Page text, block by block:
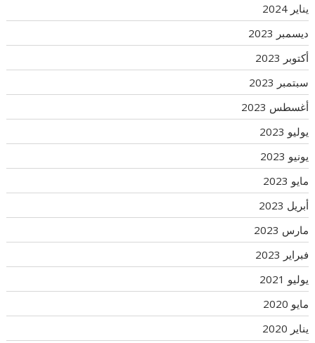
يناير 2024
ديسمبر 2023
أكتوبر 2023
سبتمبر 2023
أغسطس 2023
يوليو 2023
يونيو 2023
مايو 2023
أبريل 2023
مارس 2023
فبراير 2023
يوليو 2021
مايو 2020
يناير 2020